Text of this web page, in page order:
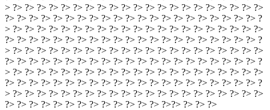
> ?> ?> ?> ?> ?> ?> ?> ?> ?> ?> ?> ?> ?> ?> ?> ?> ?> ?> ?> ?> ?>
?> ?> ?> ?> ?> ?> ?> ?> ?> ?> ?> ?> ?> ?> ?> ?> ?> ?> ?> ?> ?> ?
> ?> ?> ?> ?> ?> ?> ?> ?> ?> ?> ?> ?> ?> ?> ?> ?> ?> ?> ?> ?> ?>
?> ?> ?> ?> ?> ?> ?> ?> ?> ?> ?> ?> ?> ?> ?> ?> ?> ?> ?> ?> ?> ?
> ?> ?> ?> ?> ?> ?> ?> ?> ?> ?> ?> ?> ?> ?> ?> ?> ?> ?> ?> ?> ?>
?> ?> ?> ?> ?> ?> ?> ?> ?> ?> ?> ?> ?> ?> ?> ?> ?> ?> ?> ?> ?> ?
> ?> ?> ?> ?> ?> ?> ?> ?> ?> ?> ?> ?> ?> ?> ?> ?> ?> ?> ?> ?> ?>
?> ?> ?> ?> ?> ?> ?> ?> ?> ?> ?> ?> ?> ?> ?> ?> ?> ?> ?> ?> ?> ?
> ?> ?> ?> ?> ?> ?> ?> ?> ?> ?> ?> ?> ?> ?> ?> ?> ?> ?> ?> ?> ?>
?> ?> ?> ?> ?> ?> ?> ?> ?> ?> ?> ?> ?> ?>?> ?> ?> ?>